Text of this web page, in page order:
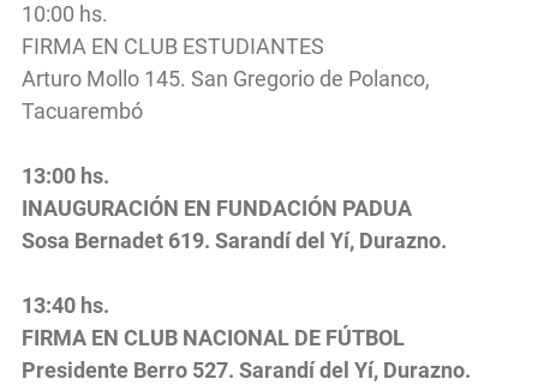
10:00 hs.
FIRMA EN CLUB ESTUDIANTES
Arturo Mollo 145. San Gregorio de Polanco,
Tacuarembó
13:00 hs.
INAUGURACIÓN EN FUNDACIÓN PADUA
Sosa Bernadet 619. Sarandí del Yí, Durazno.
13:40 hs.
FIRMA EN CLUB NACIONAL DE FÚTBOL
Presidente Berro 527. Sarandí del Yí, Durazno.